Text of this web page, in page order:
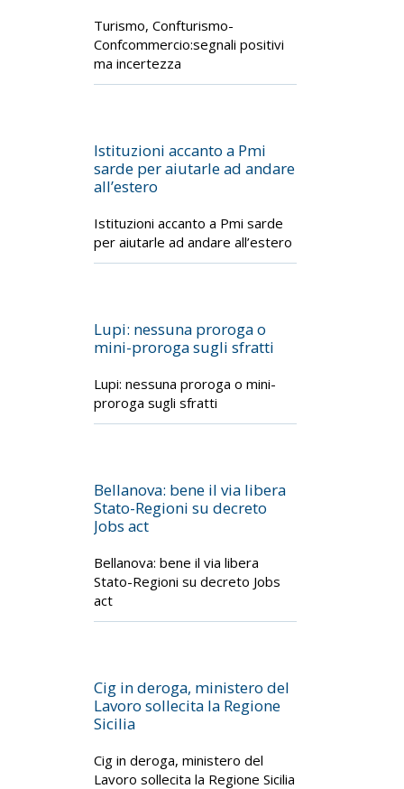
Turismo, Confturismo-
Confcommercio:segnali positivi
ma incertezza
Istituzioni accanto a Pmi
sarde per aiutarle ad andare
all’estero
Istituzioni accanto a Pmi sarde
per aiutarle ad andare all’estero
Lupi: nessuna proroga o
mini-proroga sugli sfratti
Lupi: nessuna proroga o mini-
proroga sugli sfratti
Bellanova: bene il via libera
Stato-Regioni su decreto
Jobs act
Bellanova: bene il via libera
Stato-Regioni su decreto Jobs
act
Cig in deroga, ministero del
Lavoro sollecita la Regione
Sicilia
Cig in deroga, ministero del
Lavoro sollecita la Regione Sicilia